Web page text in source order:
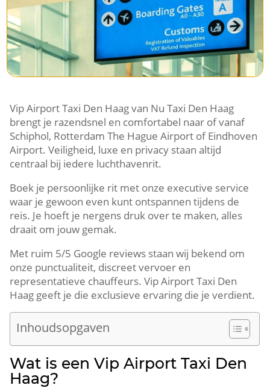
Vip Airport Taxi Den Haag van Nu Taxi Den Haag
brengt je razendsnel en comfortabel naar of vanaf
Schiphol, Rotterdam The Hague Airport of Eindhoven
Airport. Veiligheid, luxe en privacy staan altijd
centraal bij iedere luchthavenrit.
Boek je persoonlijke rit met onze executive service
waar je gewoon even kunt ontspannen tijdens de
reis. Je hoeft je nergens druk over te maken, alles
draait om jouw gemak.
Met ruim 5/5 Google reviews staan wij bekend om
onze punctualiteit, discreet vervoer en
representatieve chauffeurs. Vip Airport Taxi Den
Haag geeft je die exclusieve ervaring die je verdient.
Inhoudsopgaven
Wat is een Vip Airport Taxi Den
Haag?